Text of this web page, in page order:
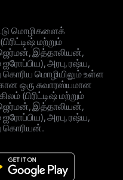
மொழிகளைக்
மற்றும்
இத்தாலியன்,
ஐரோப்பிய), அரபு, ரஷ்ய,
கொரிய மொழியிலும் உள்ள
ஒரு சுவாரஸ்யமான
(பிரிட்டிஷ் மற்றும்
இத்தாலியன்,
ஐரோப்பிய), அரபு, ரஷ்ய,
கொரியன்.